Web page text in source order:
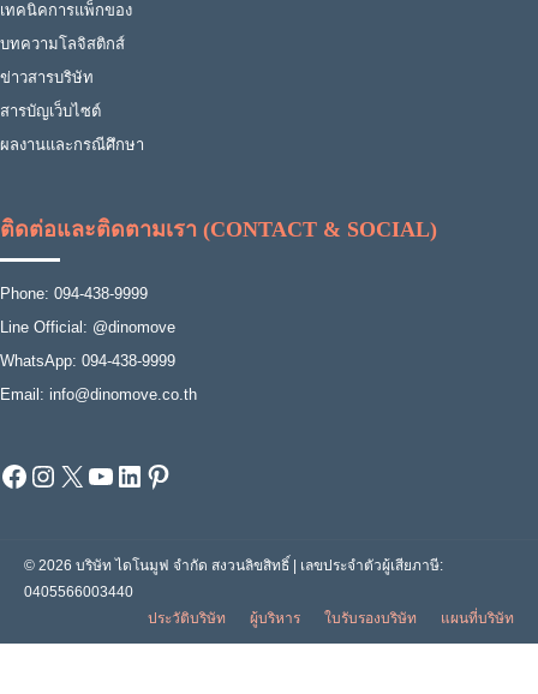
เทคนิคการแพ็กของ
บทความโลจิสติกส์
ข่าวสารบริษัท
สารบัญเว็บไซต์
ผลงานและกรณีศึกษา
ติดต่อและติดตามเรา (CONTACT & SOCIAL)
Phone: 094-438-9999
Line Official: @dinomove
WhatsApp: 094-438-9999
Email: info@dinomove.co.th
Facebook
Instagram
X YouTube
LinkedIn
Pinterest
© 2026 บริษัท ไดโนมูฟ จำกัด สงวนลิขสิทธิ์ | เลขประจำตัวผู้เสียภาษี:
0405566003440
ประวัติบริษัท
ผู้บริหาร ใบรับรองบริษัท แผนที่บริษัท